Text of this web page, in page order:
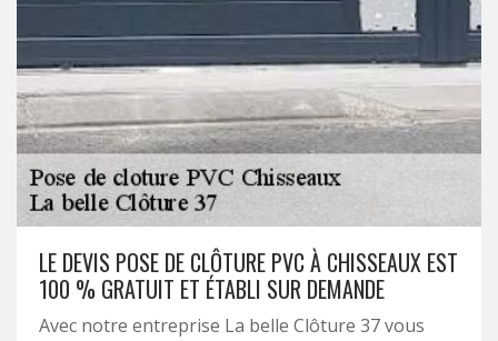
LE DEVIS POSE DE CLÔTURE PVC À CHISSEAUX EST
100 % GRATUIT ET ÉTABLI SUR DEMANDE
Avec notre entreprise La belle Clôture 37 vous